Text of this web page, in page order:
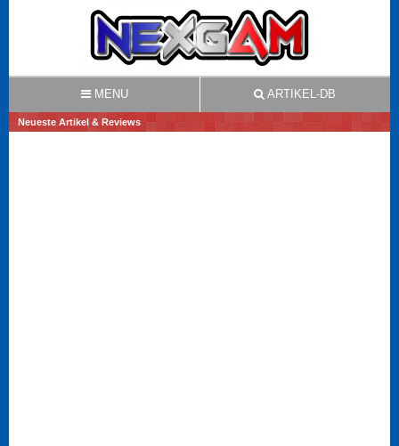
MENU ARTIKEL-DB
Neueste Artikel & Reviews